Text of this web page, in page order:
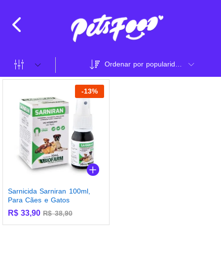
-13%
Sarnicida Sarniran 100ml,
Para Cães e Gatos
R$ 33,90 R$38,90